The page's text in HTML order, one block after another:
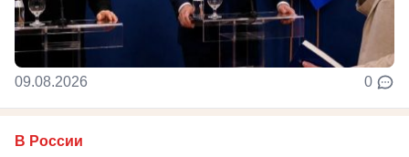
09.08.2026 0
В России